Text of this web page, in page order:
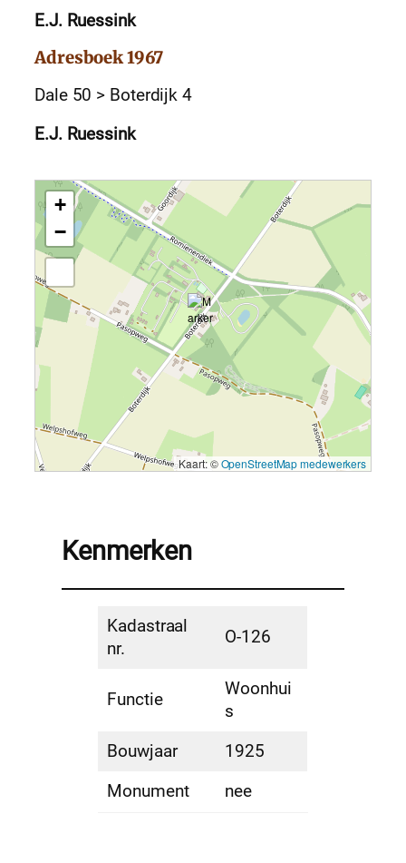
E.J. Ruessink
Adresboek 1967
Dale 50 > Boterdijk 4
E.J. Ruessink
+
−
Kaart: ©OpenStreetMap medewerkers
Kenmerken
Kadastraal
nr.
O-126
Functie
Woonhui
s
Bouwjaar
1925
Monument
nee